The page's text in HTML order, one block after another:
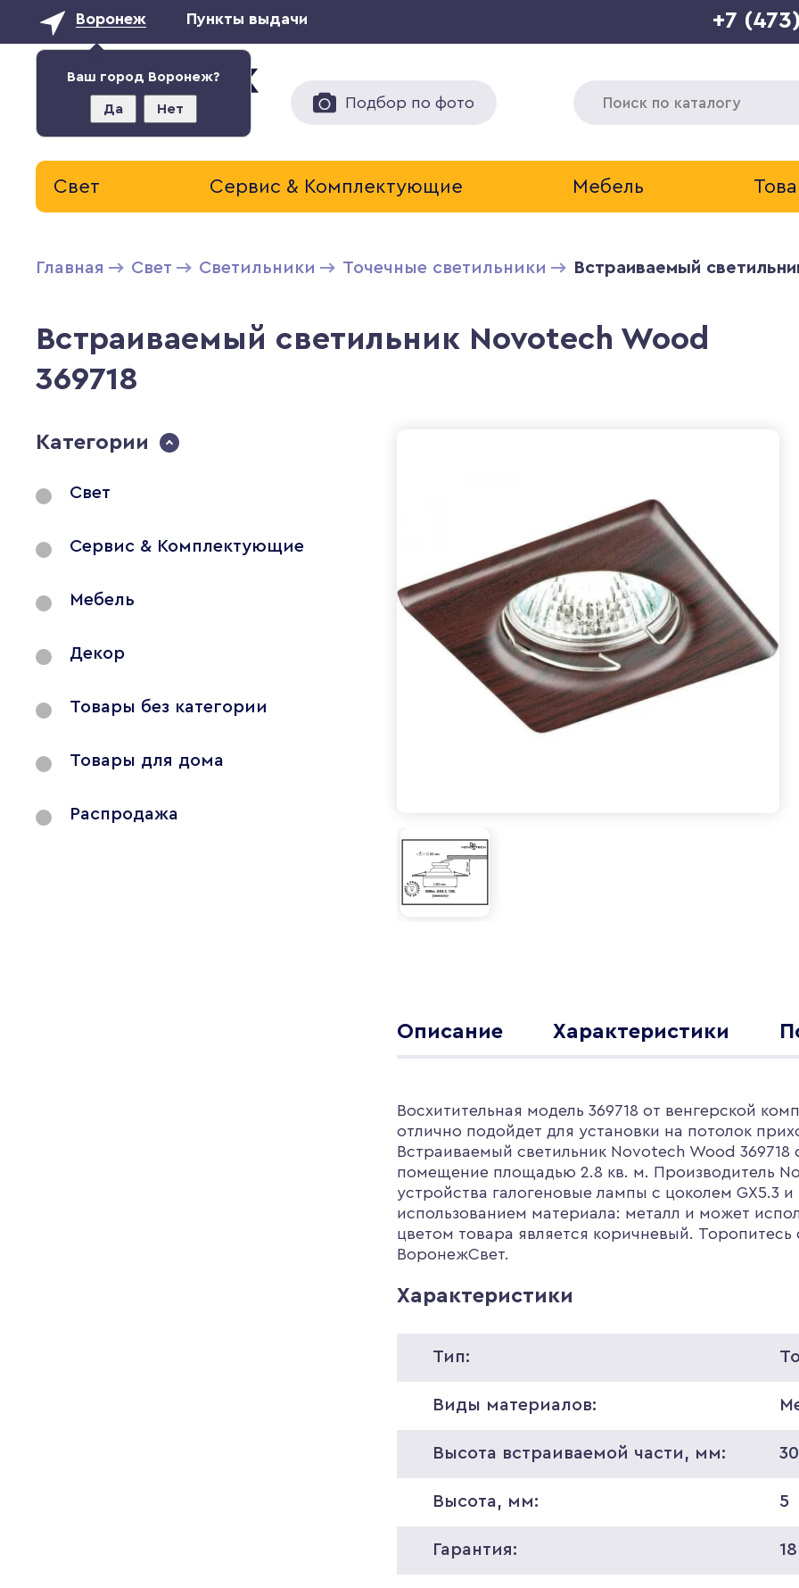
Воронеж
Ваш город Воронеж?
Да Нет
Пункты выдачи +7
Подбор по фото
Свет Сервис & Комплектующие Мебель
Главная Свет Светильники Точечные светильники Встраиваемый
Встраиваемый светильник Novotech Wood
369718
Категории
Свет
Сервис & Комплектующие
Мебель
Декор
Товары без категории
Товары для дома
Распродажа
Описание Характеристики
Восхитительная модель 369718 от венгерской
отлично подойдет для установки на потолок
Встраиваемый светильник Novotech Wood
помещение площадью 2.8 кв. м. Производитель
устройства галогеновые лампы с цоколем
использованием материала: металл и может
цветом товара является коричневый. Торопитесь
ВоронежСвет.
Характеристики
Тип:
Виды материалов:
Высота встраиваемой части, мм: 30
Высота, мм: 5
Гарантия: